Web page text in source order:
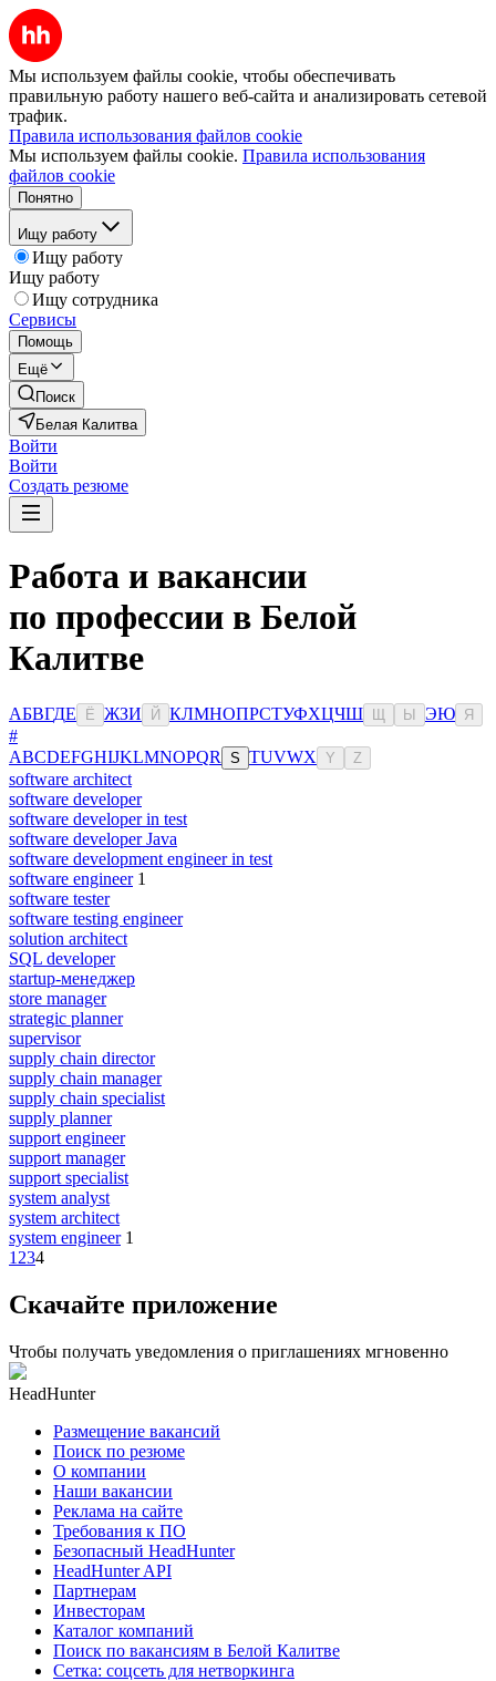
Мы используем файлы cookie, чтобы обеспечивать
правильную работу нашего веб-сайта и анализировать сетевой
трафик.
Правила использования файлов cookie
Мы используем файлы cookie. Правила использования
файлов cookie
Понятно
Ищу работу
Ищу работу
Ищу работу
Ищу сотрудника
Сервисы
Помощь
Ещё
Поиск
Белая Калитва
Войти
Войти
Создать резюме
Работа и вакансии
по профессии в Белой
Калитве
АБВГДЕ Ё ЖЗИ Й КЛМНОПРСТУФХЦЧШ Ы ЭЮ Я
#
ABCDEFGHIJKLMNOPQR S TUVWX Y Z
software architect
software developer
software developer in test
software developer Java
software development engineer in test
software engineer 1
software tester
software testing engineer
solution architect
SQL developer
startup-менеджер
store manager
strategic planner
supervisor
supply chain director
supply chain manager
supply chain specialist
supply planner
support engineer
support manager
support specialist
system analyst
system architect
system engineer 1
1 234
Скачайте приложение
Чтобы получать уведомления о приглашениях мгновенно
HeadHunter
Размещение вакансий
Поиск по резюме
О компании
Наши вакансии
Реклама на сайте
Требования к ПО
Безопасный HeadHunter
HeadHunter API
Партнерам
Инвесторам
Каталог компаний
Поиск по вакансиям в Белой Калитве
Сетка: соцсеть для нетворкинга